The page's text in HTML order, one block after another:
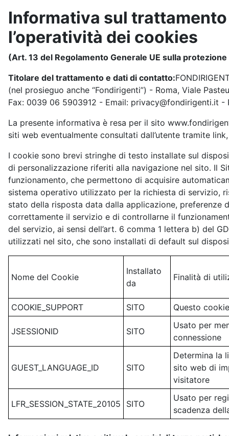
Informativa sul
l’operatività dei cookies
(Art. 13 del Regolamento Generale UE sulla
Titolare del trattamento e dati di contatto:
(nel prosieguo anche “Fondirigenti”) - Roma, Viale
Fax: 0039 06 5903912 - Email: privacy@fondirigenti.it -
La presente informativa è resa per il sito
siti web eventualmente consultati dall’utente tramite
I cookie sono brevi stringhe di testo installate sul
di personalizzazione riferiti alla navigazione nel sito. Il
funzionamento, che permettono di acquisire
sistema operativo utilizzato per la richiesta di servizio,
stato della risposta data dalla applicazione, preferenze
correttamente il servizio e di controllarne il
del servizio, ai sensi dell’art. 6 comma 1 lettera b) del
utilizzati nel sito, che sono installati di default sul
Nome del Cookie
Installato
da
Finalità di
COOKIE_SUPPORT SITO Questo
JSESSIONID SITO
Usato per
connessione
GUEST_LANGUAGE_ID SITO
Determina la
sito web di
visitatore
LFR_SESSION_STATE_20105 SITO
Usato per
scadenza